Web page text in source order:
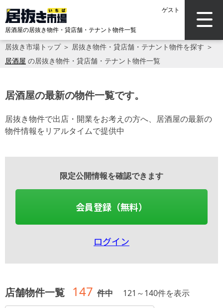
ゲスト
居酒屋の居抜き物件・貸店舗・テナント物件一覧
居抜き市場トップ＞ 居抜き物件・貸店舗・テナント物件を探す ＞
居酒屋 の居抜き物件・貸店舗・テナント物件一覧
居酒屋の最新の物件一覧です。
居抜き物件で出店・開業をお考えの方へ、居酒屋の最新の
物件情報をリアルタイムで提供中
限定公開情報を確認できます
会員登録（無料）
ログイン
店舗物件一覧 147 件中 121 ～140件を表示